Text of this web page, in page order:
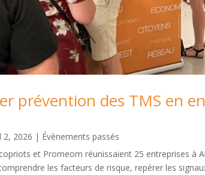
prévention des TMS en
2, 2026 | Évènements passés
et Promeom réunissaient 25 entreprises à
les facteurs de risque, repérer les